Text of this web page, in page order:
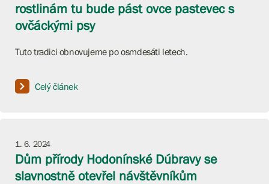
rostlinám tu bude pást ovce pastevec s
ovčáckými psy
Tuto tradici obnovujeme po osmdesáti letech.
Celý článek
1. 6. 2024
Dům přírody Hodonínské Dúbravy se
slavnostně otevřel návštěvníkům